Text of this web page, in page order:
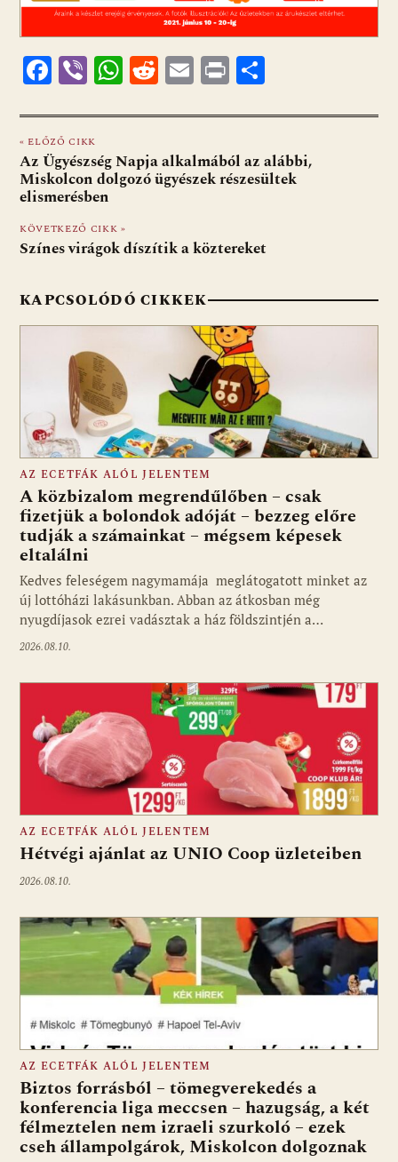
F
e
b
o
o
k
Vi
er
W
at
s
A
p
R
d
di
t
E
ai
l
Pr
t za
m
e
« ELŐZŐ CIKK
Az Ügyészség Napja alkalmából az alábbi,
Miskolcon dolgozó ügyészek részesültek
elismerésben
KÖVETKEZŐ CIKK »
Színes virágok díszítik a köztereket
KAPCSOLÓDÓ CIKKEK
AZ ECETFÁK ALÓL JELENTEM
A közbizalom megrendűlőben – csak
fizetjük a bolondok adóját – bezzeg előre
tudják a számainkat – mégsem képesek
eltalálni
Kedves feleségem nagymamája meglátogatott minket az
új lottóházi lakásunkban. Abban az átkosban még
nyugdíjasok ezrei vadásztak a ház földszintjén a…
2026.08.10.
AZ ECETFÁK ALÓL JELENTEM
Hétvégi ajánlat az UNIO Coop üzleteiben
2026.08.10.
AZ ECETFÁK ALÓL JELENTEM
Biztos forrásból – tömegverekedés a
konferencia liga meccsen – hazugság, a két
félmeztelen nem izraeli szurkoló – ezek
cseh állampolgárok, Miskolcon dolgoznak